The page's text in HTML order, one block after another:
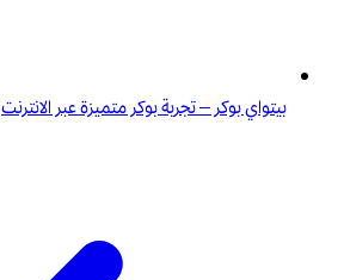
بيتواي بوكر – تجربة بوكر متميزة عبر الانترنت